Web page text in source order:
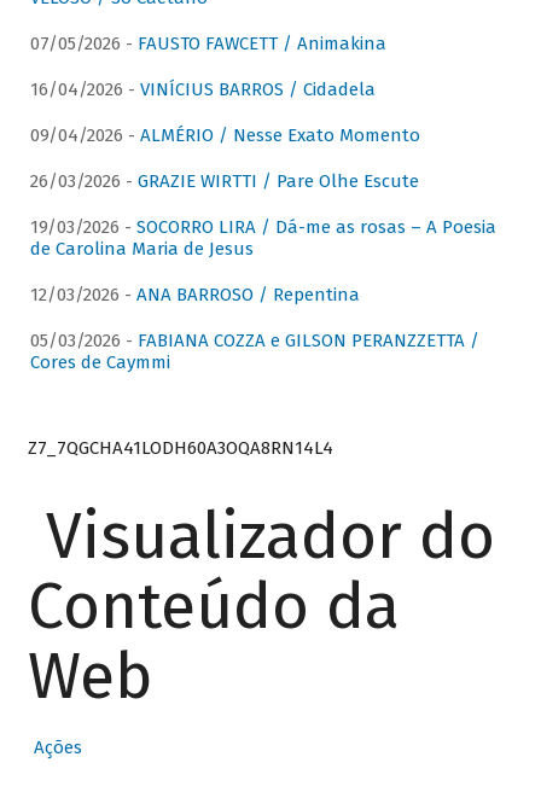
07/05/2026 - FAUSTO FAWCETT / Animakina
16/04/2026 - VINÍCIUS BARROS / Cidadela
09/04/2026 - ALMÉRIO / Nesse Exato Momento
26/03/2026 - GRAZIE WIRTTI / Pare Olhe Escute
19/03/2026 - SOCORRO LIRA / Dá-me as rosas – A Poesia
de Carolina Maria de Jesus
12/03/2026 - ANA BARROSO / Repentina
05/03/2026 - FABIANA COZZA e GILSON PERANZZETTA /
Cores de Caymmi
Z7_7QGCHA41LODH60A3OQA8RN14L4
Visualizador do
Conteúdo da
Web
Ações